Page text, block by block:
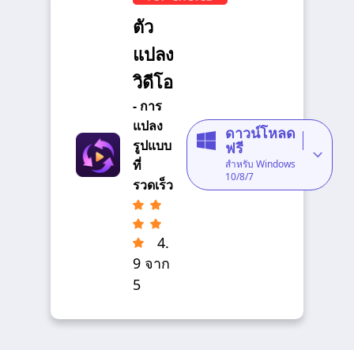
ตัว
แปลง
วิดีโอ
- การ
แปลง
รูปแบบ
ที่
รวดเร็ว
4.
9 จาก
5
ดาวน์โหลด
ฟรี
สำหรับ Windows
10/8/7